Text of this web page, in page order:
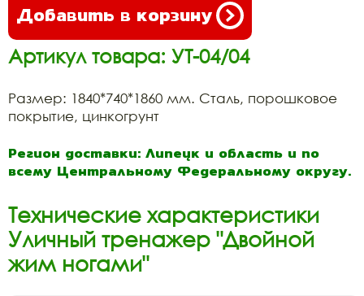
Добавить в корзину
Артикул товара: УТ-04/04
Размер: 1840*740*1860 мм. Сталь, порошковое
покрытие, цинкогрунт
Регион доставки: Липецк и область и по
всему Центральному Федеральному округу.
Технические характеристики
Уличный тренажер "Двойной
жим ногами"